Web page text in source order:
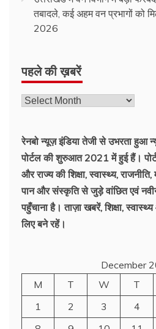
तबादले, कई अहम वन प्रभागों को
2026
पहले की ख़बरें
पहले
रेनबो न्यूज़ इंडिया तेजी से उभरता हुआ
पोर्टल की शुरुआत 2021 में हुई हैं।
और राज्य की शिक्षा, स्वास्थ्य,
पान और संस्कृति से जुड़े वांछित एवं
पहुँचाना है। ताज़ा खबरें, शिक्षा,
लिए बने रहें।
December
M
T W T
1
2 3 4